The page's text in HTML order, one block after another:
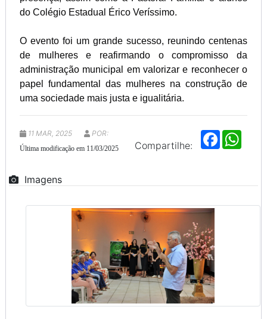
do Colégio Estadual Érico Veríssimo.
O evento foi um grande sucesso, reunindo centenas
de mulheres e reafirmando o compromisso da
administração municipal em valorizar e reconhecer o
papel fundamental das mulheres na construção de
uma sociedade mais justa e igualitária.
Compartilhe:
F
a
o
A
11 MAR, 2025 POR:
Última modificação em 11/03/2025
Imagens